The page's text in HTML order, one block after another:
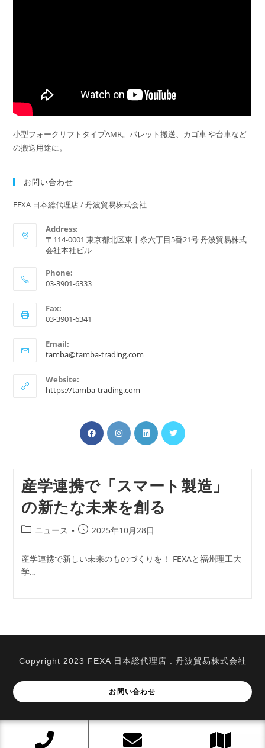
小型フォークリフトタイプAMR。パレット搬送、カゴ車 や台車など
の搬送用途に。
お問い合わせ
FEXA 日本総代理店 / 丹波貿易株式会社
Address:
〒114-0001 東京都北区東十条六丁目5番21号 丹波貿易株式
会社本社ビル
Phone:
03-3901-6333
Fax:
03-3901-6341
Email:
tamba@tamba-trading.com
ン
で
Website:
https://tamba-trading.com
新
し
ブ
で
開
く
新
し
ブ
で
開
く
新
し
ブ
で
開
新
ブ
産学連携で「スマート製造」
の新たな未来を創る
投
カ
テ
ゴ
ニュース
投
公
2025年10月28日
産学連携で新しい未来のものづくりを！ FEXAと福州理工大
学…
Copyright 2023 FEXA 日本総代理店 : 丹波貿易株式会社
お問い合わせ